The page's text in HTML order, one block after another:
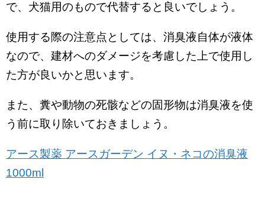
で、犬猫用のもので代替すると良いでしょう。
使用する際の注意点としては、消臭液自体が液体
なので、建材へのダメージを考慮した上で使用し
た方が良いかと思います。
また、糞や動物の死骸などの固形物は消臭液を使
う前に取り除いておきましょう。
アース製薬 アースガーデン イヌ・ネコの消臭液
1000ml